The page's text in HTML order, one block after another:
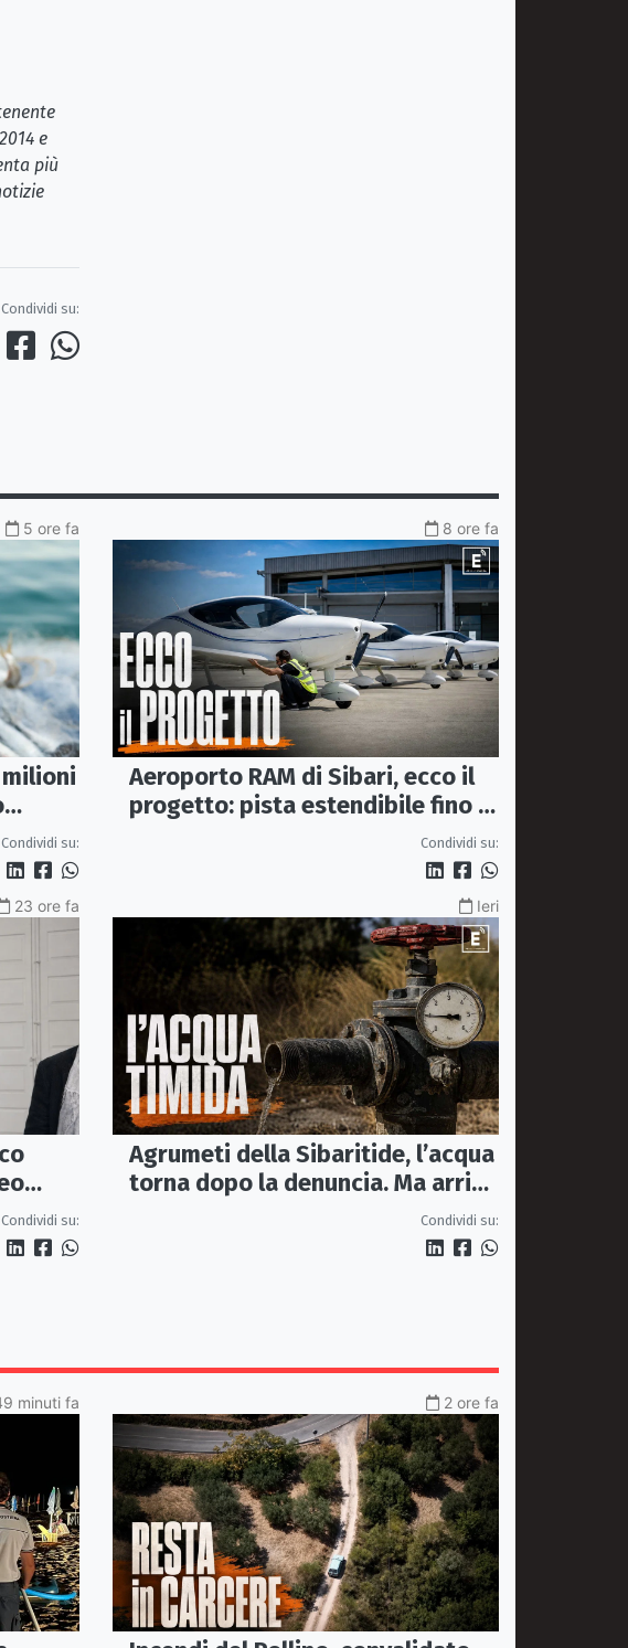
e
più
Condividi su:
5 ore fa
Condividi su:
8 ore fa
Aeroporto RAM di Sibari, ecco il
progetto: pista estendibile fino a
2 km e trasporto passeggeriCondividi su:
23 ore fa
Condividi su:
Ieri
Agrumeti della Sibaritide, l’acqua
torna dopo la denuncia. Ma arriva
con un terzo della pressioneCondividi su:
minuti fa 2 ore fa